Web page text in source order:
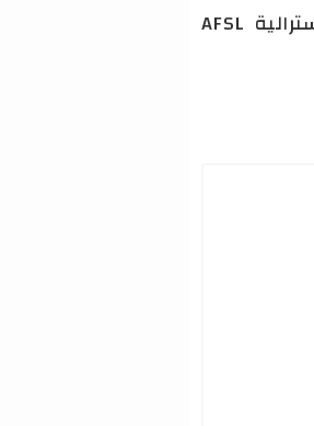
4. Trading Point of Financial Instruments Pty Ltd مرخصة من هيئة الأوراق المالية والاستثمارات الأسترالية AFSL